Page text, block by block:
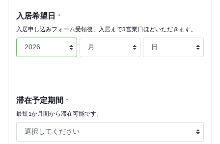
入居希望日 *
入居申し込みフォーム受領後、入居まで3営業日ほどいただきます。
滞在予定期間 *
最短1か月間から滞在可能です。